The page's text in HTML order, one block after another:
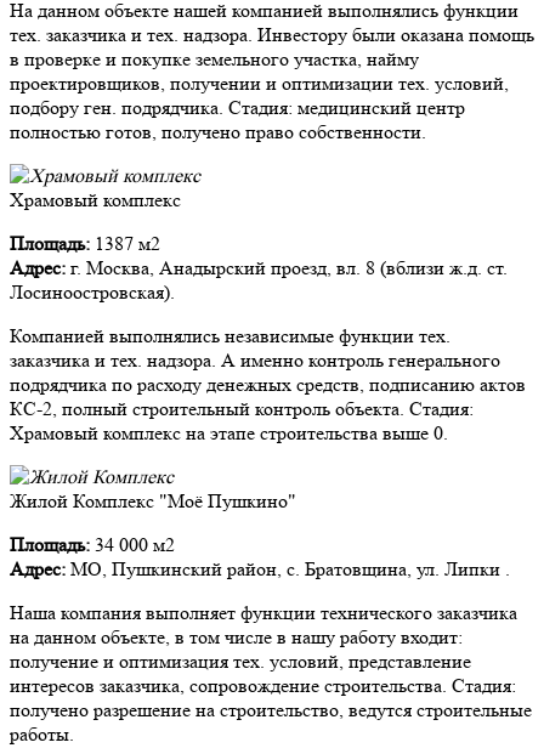
На данном объекте нашей компанией выполнялись функции
тех. заказчика и тех. надзора. Инвестору были оказана помощь
в проверке и покупке земельного участка, найму
проектировщиков, получении и оптимизации тех. условий,
подбору ген. подрядчика. Стадия: медицинский центр
полностью готов, получено право собственности.
Храмовый комплекс
Площадь: 1387 м2
Адрес: г. Москва, Анадырский проезд, вл. 8 (вблизи ж.д. ст.
Лосиноостровская).
Компанией выполнялись независимые функции тех.
заказчика и тех. надзора. А именно контроль генерального
подрядчика по расходу денежных средств, подписанию актов
КС-2, полный строительный контроль объекта. Стадия:
Храмовый комплекс на этапе строительства выше 0.
Жилой Комплекс "Моё Пушкино"
Площадь: 34 000 м2
Адрес: МО, Пушкинский район, с. Братовщина, ул. Липки .
Наша компания выполняет функции технического заказчика
на данном объекте, в том числе в нашу работу входит:
получение и оптимизация тех. условий, представление
интересов заказчика, сопровождение строительства. Стадия:
получено разрешение на строительство, ведутся строительные
работы.